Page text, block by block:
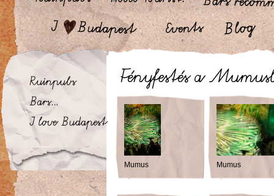
Mumus Mumus